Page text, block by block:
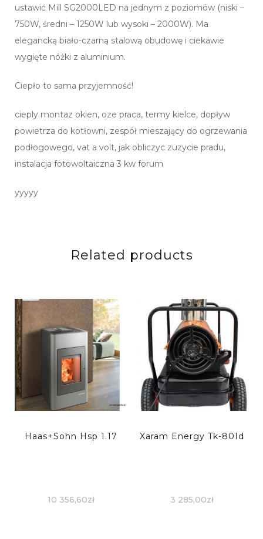
ustawić Mill SG2000LED na jednym z poziomów (niski –
750W, średni – 1250W lub wysoki – 2000W). Ma
elegancką biało-czarną stalową obudowę i ciekawie
wygięte nóżki z aluminium.
Ciepło to sama przyjemność!
cieply montaz okien, oze praca, termy kielce, dopływ
powietrza do kotłowni, zespół mieszający do ogrzewania
podłogowego, vat a volt, jak obliczyc zuzycie pradu,
instalacja fotowoltaiczna 3 kw forum
yyyyy
Related products
Haas+Sohn Hsp 1.17
10 356,60zł
Xaram Energy Tk-80Id
3 285,00zł